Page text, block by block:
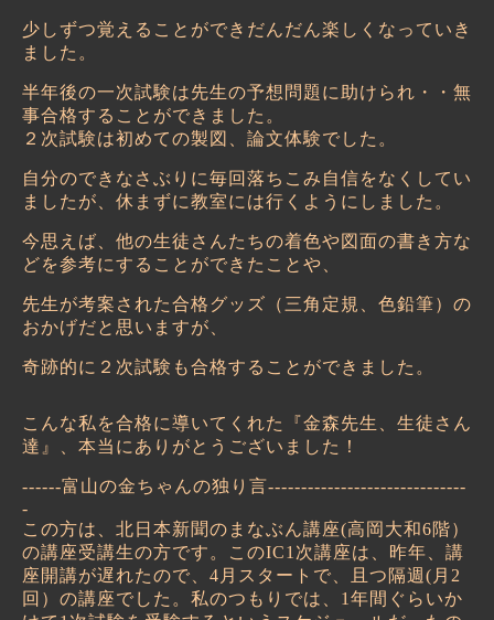
少しずつ覚えることができだんだん楽しくなっていき
ました。
半年後の一次試験は先生の予想問題に助けられ・・無
事合格することができました。
２次試験は初めての製図、論文体験でした。
自分のできなさぶりに毎回落ちこみ自信をなくしてい
ましたが、休まずに教室には行くようにしました。
今思えば、他の生徒さんたちの着色や図面の書き方な
どを参考にすることができたことや、
先生が考案された合格グッズ（三角定規、色鉛筆）の
おかげだと思いますが、
奇跡的に２次試験も合格することができました。
こんな私を合格に導いてくれた 『金森先生、生徒さん
達 』 、本当にありがとうございました！
------富山の金ちゃんの独り言------------------------------
-
この方は、北日本新聞のまなぶん講座(高岡大和6階）
の講座受講生の方です。このIC1 次講座は、昨年、講
座開講が遅れたので、 4 月スタートで、且つ隔週 ( 月 2
回）の講座でした。私のつもりでは、 1 年間ぐらいか